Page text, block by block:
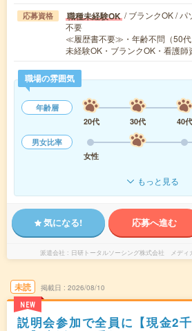
応募資格 職種未経験OK / ブランクOK / パ
不要
≪履歴書不要≫・年齢不問（50代
未経験OK・ブランクOK・看護
職場の雰囲気
年齢層
20代
30代 40代
男女比率
女性
もっと見る
気になる! 応募へ進む
派遣会社 日研トータルソーシング株式会社 メデ
未読
NEW
掲載日 2026/08/10
説明会参加で全員に【現金2